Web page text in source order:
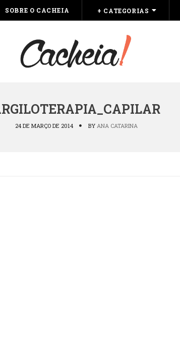
SOBRE O CACHEIA + CATEGORIAS
24 DE MARÇO DE 2014 BY ANA CATARINA